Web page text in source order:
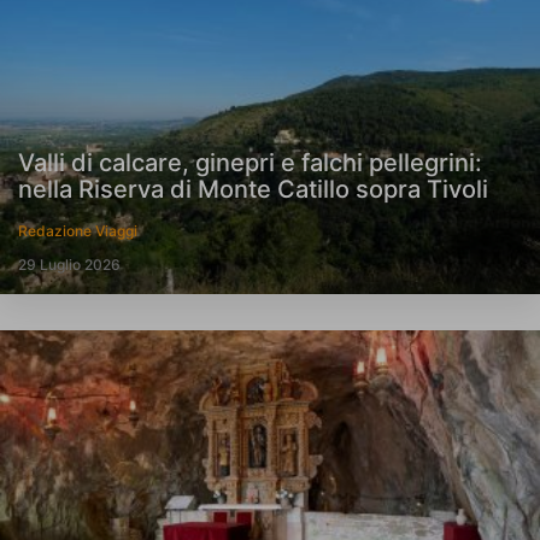
Valli di calcare, ginepri e falchi pellegrini:
nella Riserva di Monte Catillo sopra Tivoli
Redazione Viaggi
29 Luglio 2026